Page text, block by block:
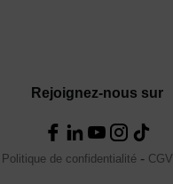
Rejoignez-nous sur
Politique de confidentialité CGV